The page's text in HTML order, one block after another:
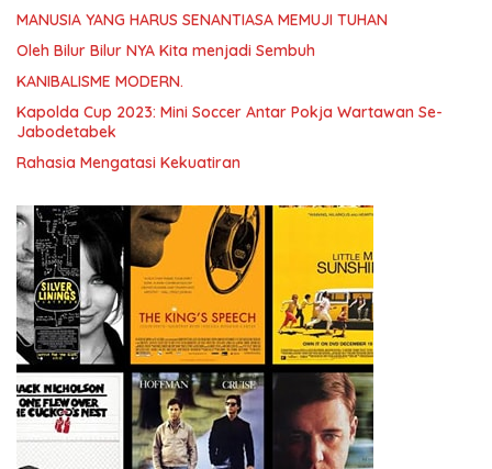
MANUSIA YANG HARUS SENANTIASA MEMUJI TUHAN
Oleh Bilur Bilur NYA Kita menjadi Sembuh
KANIBALISME MODERN.
Kapolda Cup 2023: Mini Soccer Antar Pokja Wartawan Se-
Jabodetabek
Rahasia Mengatasi Kekuatiran